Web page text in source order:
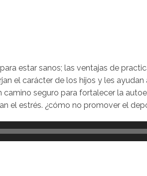
estar sanos; las ventajas de
el carácter de los hijos y les
camino seguro para fortalecer la
el estrés. ¿cómo no promover el